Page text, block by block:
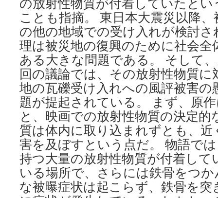
ことも指摘。 東日本大震災以降
の他の地域での受け入れが検討
理は被災地の復興のために社会全
ある大きな問題である。 そして
回の議論では、その放射性物質
地の瓦礫受け入れへの風評被害の
題が提起されている。 まず、原
と、映画での放射性物質の決定的
質は体内に取り込まれずとも、
害を及ぼすという点だ。 物語で
持つ大量の放射性物質が付着し
いる場所で、さらには鉄骨をつ
な被曝症状は起こらず、鉄骨を